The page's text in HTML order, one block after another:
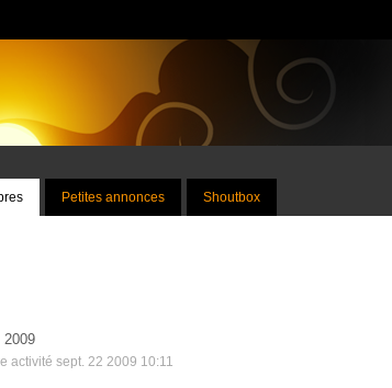
Petites annonces Shoutbox
2009
activité sept. 22 2009 10:11